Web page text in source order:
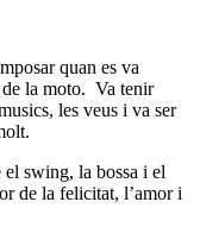
quan es va
la moto. Va tenir
les veus i va ser
el swing, la bossa i el
de la felicitat, l’amor i